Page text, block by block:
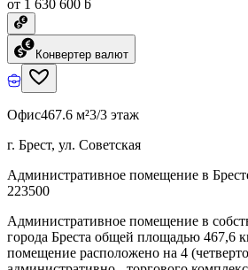
от 1 630 600 ƃ
Конвертер валют
Офис467.6 м²3/3 этаж
г. Брест, ул. Советская
Административное помещение в
223500
Административное помещение в
города Бреста общей площадью 467,6
помещение расположено на 4